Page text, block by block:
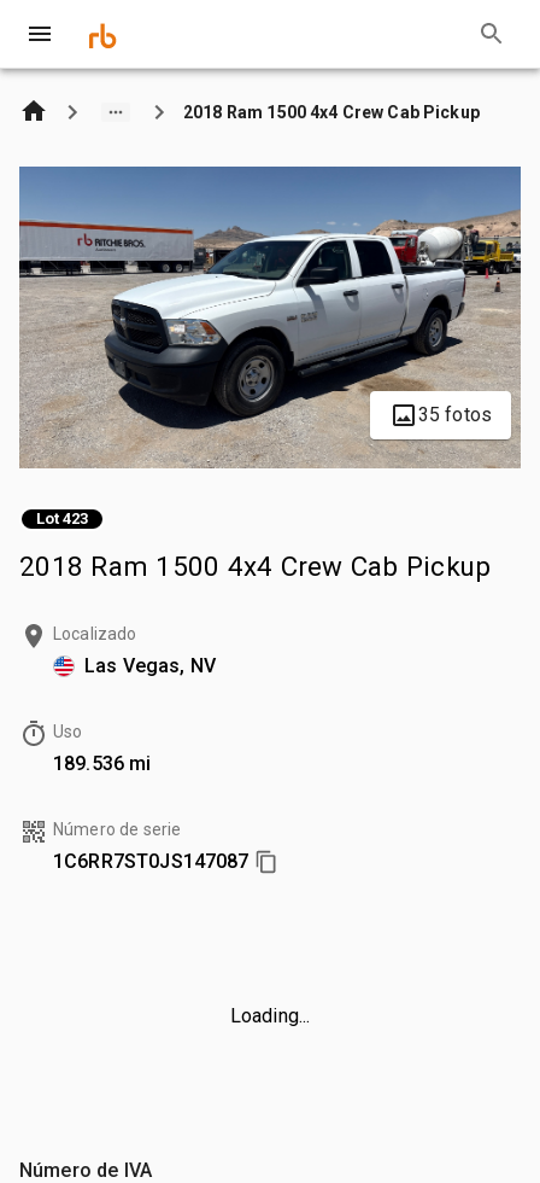
2018 Ram 1500 4x4 Crew Cab Pickup
35 fotos
Lot 423
2018 Ram 1500 4x4 Crew Cab Pickup
Localizado
Las Vegas, NV
Uso
189.536 mi
Número de serie
1C6RR7ST0JS147087
Loading...
Número de IVA